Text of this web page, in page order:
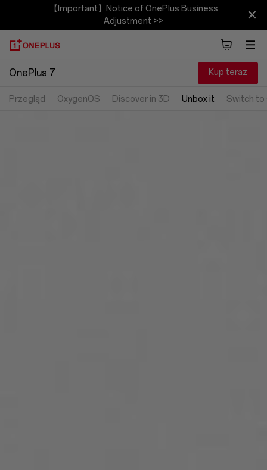
【Important】Notice of OnePlus Business
Adjustment >>
OnePlus 7 Kup teraz
Przegląd OxygenOS Discover in 3D Unbox it Switch to